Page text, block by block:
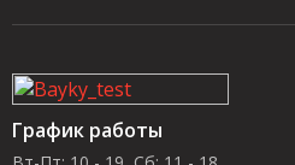
График работы